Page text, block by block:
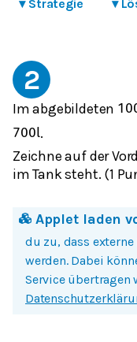
▾ Strategie ▾
2
Im abgebildeten
700l.
Zeichne auf der
im Tank steht. (1
Applet laden
Mit einem Klick
du zu, dass externe
werden. Dabei
Service übertragen